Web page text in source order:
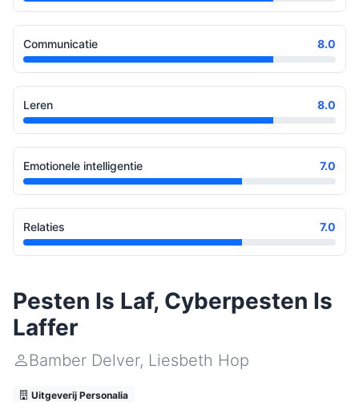
Communicatie 8.0
Leren 8.0
Emotionele intelligentie 7.0
Relaties 7.0
Pesten Is Laf, Cyberpesten Is
Laffer
Bamber Delver, Liesbeth Hop
Uitgeverij Personalia